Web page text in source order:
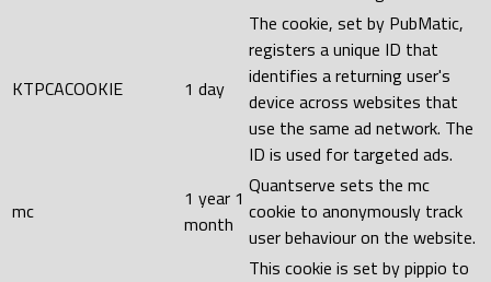
KTPCACOOKIE 1 day
The cookie, set by PubMatic,
registers a unique ID that
identifies a returning user's
device across websites that
use the same ad network. The
ID is used for targeted ads.
mc
1 year 1
month
Quantserve sets the mc
cookie to anonymously track
user behaviour on the website.
This cookie is set by pippio to